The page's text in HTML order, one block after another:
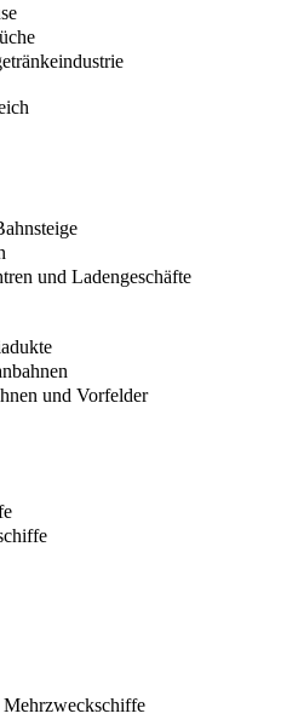
und Ladengeschäfte
und Vorfelder
Mehrzweckschiffe